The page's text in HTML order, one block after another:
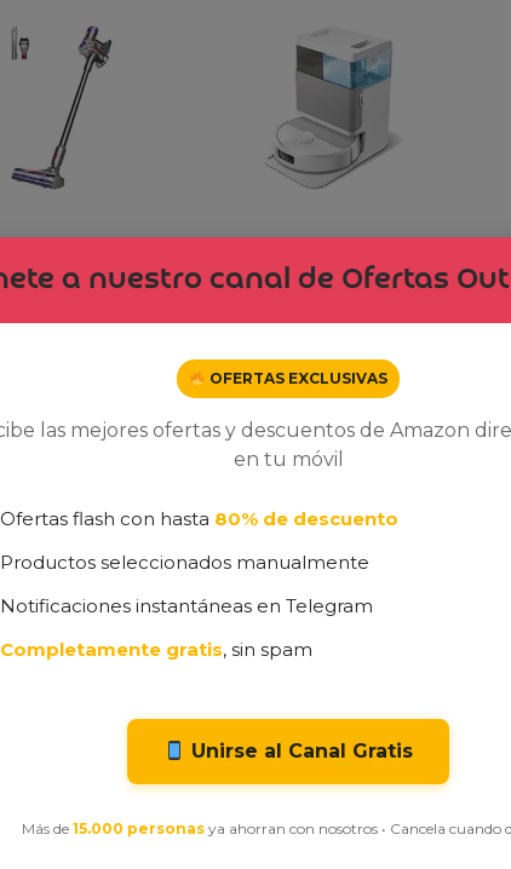
con tecnología
Accesorio
€ 279,00€
AutoWash multifunción y
autolimpiable, mopas
DualClean con
PerfectEdge,
PrecisionVision IA,
Secado Aire Caliente
mopas, 75 días
499,00€ 549,00
productos vistos recientemente
visitado ninguno de nuestros productos en oferta
a nuestro canal de Ofertas
OFERTAS EXCLUSIVAS
las mejores ofertas y descuentos de Amazon
en tu móvil
Ofertas flash con hasta 80% de descuento
Productos seleccionados manualmente
Notificaciones instantáneas en Telegram
Completamente gratis, sin spam
Unirse al Canal Gratis
Más de 15.000 personas ya ahorran con nosotros • Cancela cuando